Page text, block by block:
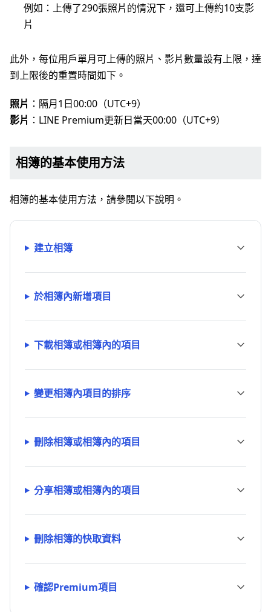
例如：上傳了290張照片的情況下，還可上傳約10支影
片
此外，每位用戶單月可上傳的照片、影片數量設有上限，達
到上限後的重置時間如下。
照片 ：隔月1日00:00（UTC+9）
影片 ：LINE Premium更新日當天00:00（UTC+9）
相簿的基本使用方法
相簿的基本使用方法，請參閱以下說明。
建立相簿
於相簿內新增項目
下載相簿或相簿內的項目
變更相簿內項目的排序
刪除相簿或相簿內的項目
分享相簿或相簿內的項目
刪除相簿的快取資料
確認Premium項目